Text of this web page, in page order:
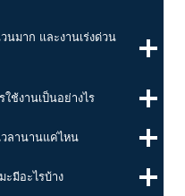
นมาก และงานเร่งด่วน
ช้งานเป็นอย่างไร
วลานานแค่ไหน
มีอะไรบ้าง